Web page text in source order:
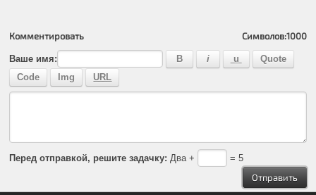
Комментировать Символов:1000
Ваше имя:
Перед отправкой, решите задачку: Два + = 5